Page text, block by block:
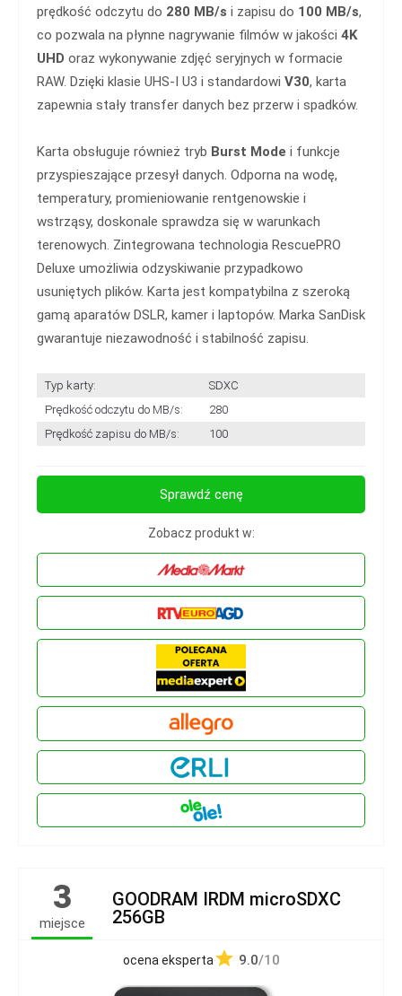
prędkość odczytu do 280 MB/s i zapisu do 100 MB/s,
co pozwala na płynne nagrywanie filmów w jakości 4K
UHD oraz wykonywanie zdjęć seryjnych w formacie
RAW. Dzięki klasie UHS-I U3 i standardowi V30, karta
zapewnia stały transfer danych bez przerw i spadków.
Karta obsługuje również tryb Burst Mode i funkcje
przyspieszające przesył danych. Odporna na wodę,
temperatury, promieniowanie rentgenowskie i
wstrząsy, doskonale sprawdza się w warunkach
terenowych. Zintegrowana technologia RescuePRO
Deluxe umożliwia odzyskiwanie przypadkowo
usuniętych plików. Karta jest kompatybilna z szeroką
gamą aparatów DSLR, kamer i laptopów. Marka SanDisk
gwarantuje niezawodność i stabilność zapisu.
Typ karty:
SDXC
Prędkość odczytu do MB/s:
280
Prędkość zapisu do MB/s:
100
Sprawdź cenę
Zobacz produkt w:
3
miejsce
GOODRAM IRDM microSDXC
256GB
ocena eksperta 9.0/10